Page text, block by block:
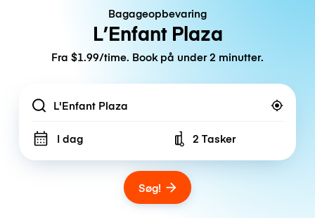
Bagageopbevaring
L’Enfant Plaza
Fra $1.99/time. Book på under 2 minutter.
Location
I dag Number of bags
2 Tasker
Søg!